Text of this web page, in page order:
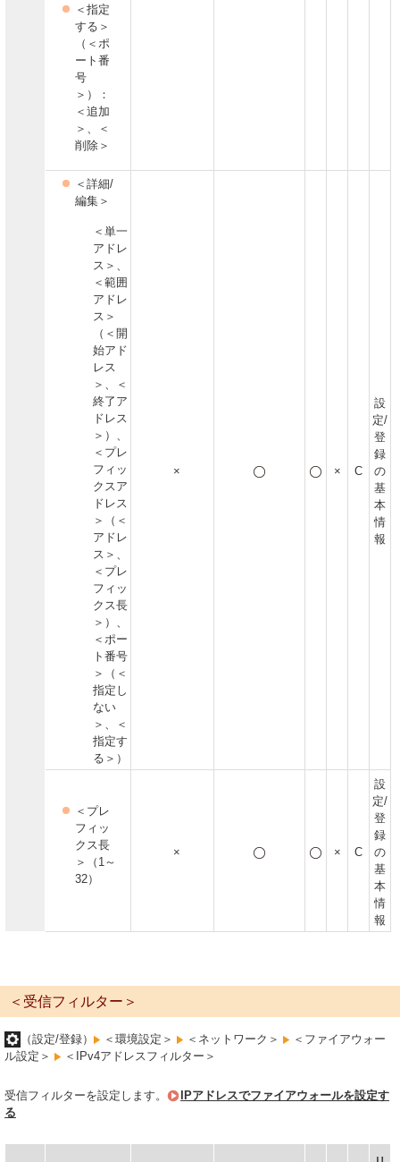
＜指定
する＞
（＜ポ
ート番
号
＞）：
＜追加
＞、＜
削除＞
＜詳細/
編集＞
＜単一
アドレ
ス＞、
＜範囲
アドレ
ス＞
（＜開
始アド
レス
＞、＜
終了ア
ドレス
＞）、
＜プレ
フィッ
クスア
ドレス
＞（＜
アドレ
ス＞、
＜プレ
フィッ
クス長
＞）、
＜ポー
ト番号
＞（＜
指定し
ない
＞、＜
指定す
る＞）
× × C
設
定/
登
録
の
基
本
情
報
＜プレ
フィッ
クス長
＞（1～
32）
× × C
設
定/
登
録
の
基
本
情
報
＜受信フィルター＞
（設定/登録） ＜環境設定＞ ＜ネットワーク＞
＜ファイアウォー
ル設定＞
＜IPv4アドレスフィルター＞
受信フィルターを設定します。
IPアドレスでファイアウォールを設定す
る